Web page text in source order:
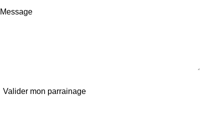
Message
Valider mon parrainage